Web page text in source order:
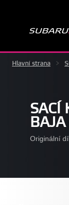
Hlavní strana >
SACÍ
Originální